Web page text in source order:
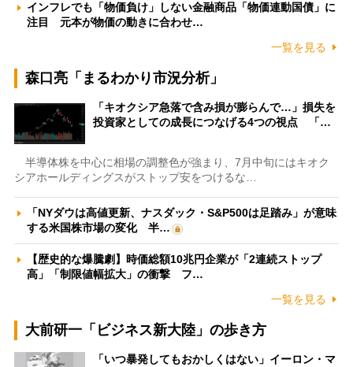
インフレでも「物価負け」しない金融商品「物価連動国債」に
注目 元本が物価の動きに合わせ…
一覧を見る
森口亮「まるわかり市況分析」
「キオクシア急落で含み損が膨らんで…」損失を
投資家としての成長につなげる4つの視点 「…
半導体株を中心に相場の調整色が強まり、7月中旬にはキオク
シアホールディングスがストップ安をつけるな…
「NYダウは高値更新、ナスダック・S&P500は足踏み」が意味
する米国株市場の変化 半…
【歴史的な爆騰劇】時価総額10兆円企業が「2連続ストップ
高」「制限値幅拡大」の衝撃 フ…
一覧を見る
大前研一「ビジネス新大陸」の歩き方
「いつ暴発してもおかしくはない」イーロン・マ